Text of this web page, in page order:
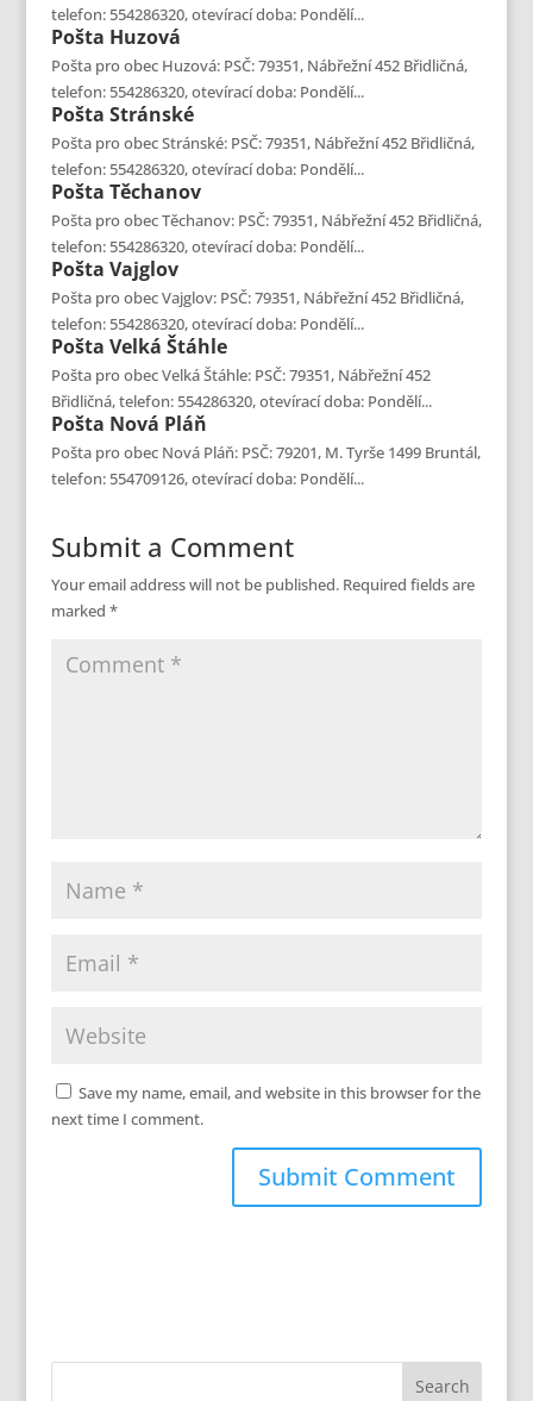
telefon: 554286320, otevírací doba: Pondělí...
Pošta Huzová
Pošta pro obec Huzová: PSČ: 79351, Nábřežní 452 Břidličná,
telefon: 554286320, otevírací doba: Pondělí...
Pošta Stránské
Pošta pro obec Stránské: PSČ: 79351, Nábřežní 452 Břidličná,
telefon: 554286320, otevírací doba: Pondělí...
Pošta Těchanov
Pošta pro obec Těchanov: PSČ: 79351, Nábřežní 452 Břidličná,
telefon: 554286320, otevírací doba: Pondělí...
Pošta Vajglov
Pošta pro obec Vajglov: PSČ: 79351, Nábřežní 452 Břidličná,
telefon: 554286320, otevírací doba: Pondělí...
Pošta Velká Štáhle
Pošta pro obec Velká Štáhle: PSČ: 79351, Nábřežní 452
Břidličná, telefon: 554286320, otevírací doba: Pondělí...
Pošta Nová Pláň
Pošta pro obec Nová Pláň: PSČ: 79201, M. Tyrše 1499 Bruntál,
telefon: 554709126, otevírací doba: Pondělí...
Submit a Comment
Your email address will not be published. Required fields are
marked *
Save my name, email, and website in this browser for the
next time I comment.